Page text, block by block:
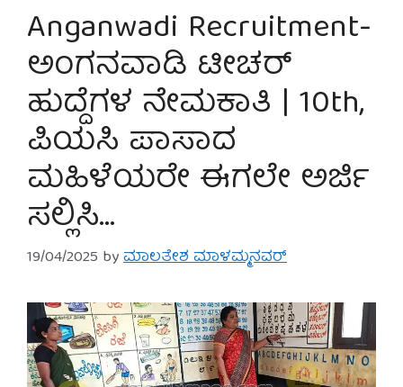
Anganwadi Recruitment-
ಅಂಗನವಾಡಿ ಟೀಚರ್
ಹುದ್ದೆಗಳ ನೇಮಕಾತಿ | 10th,
ಪಿಯಸಿ ಪಾಸಾದ
ಮಹಿಳೆಯರೇ ಈಗಲೇ ಅರ್ಜಿ
ಸಲ್ಲಿಸಿ…
19/04/2025 byಮಾಲತೇಶ ಮಾಳಮ್ಮನವರ್